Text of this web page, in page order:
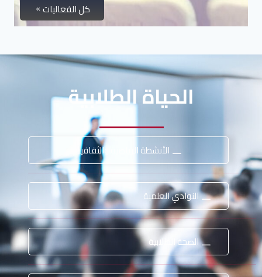
كل الفعاليات
الحياة الطلابية
الأنشطة الرياضية والثقافية
النوادي العلمية
الصحة الطلابية